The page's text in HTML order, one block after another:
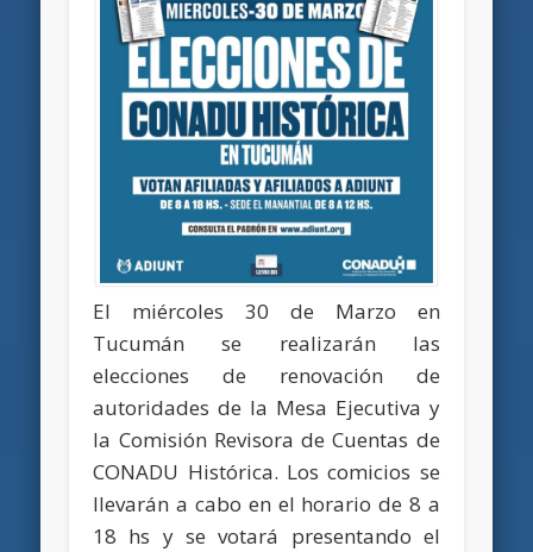
El miércoles 30 de Marzo en
Tucumán se realizarán las
elecciones de renovación de
autoridades de la Mesa Ejecutiva y
la Comisión Revisora de Cuentas de
CONADU Histórica. Los comicios se
llevarán a cabo en el horario de 8 a
18 hs y se votará presentando el